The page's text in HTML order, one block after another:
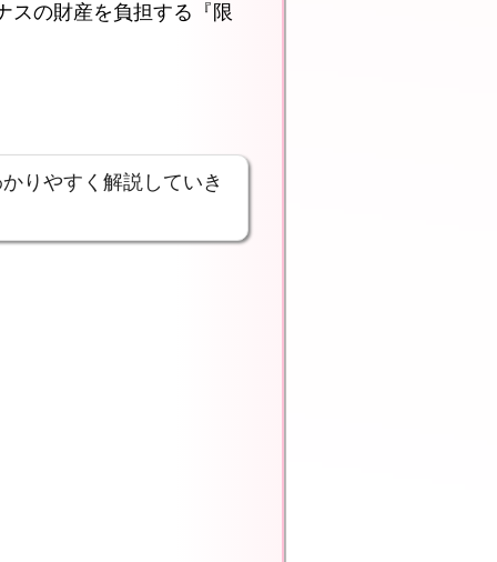
スの財産を負担する『限
りやすく解説していき